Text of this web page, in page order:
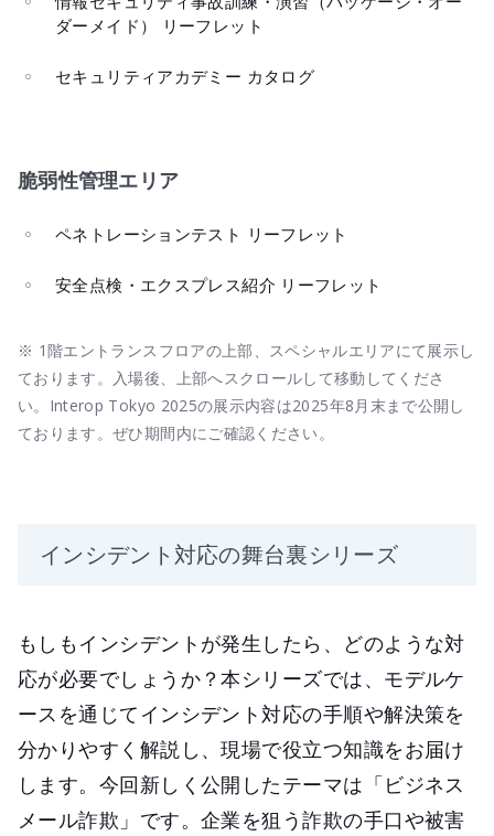
ダーメイド） リーフレット
セキュリティアカデミー カタログ
脆弱性管理エリア
ペネトレーションテスト リーフレット
安全点検・エクスプレス紹介 リーフレット
※ 1階エントランスフロアの上部、スペシャルエリアにて展示し
ております。入場後、上部へスクロールして移動してくださ
い。Interop Tokyo 2025の展示内容は2025年8月末まで公開し
ております。ぜひ期間内にご確認ください。
インシデント対応の舞台裏シリーズ
もしもインシデントが発生したら、どのような対
応が必要でしょうか？本シリーズでは、モデルケ
ースを通じてインシデント対応の手順や解決策を
分かりやすく解説し、現場で役立つ知識をお届け
します。今回新しく公開したテーマは「ビジネス
メール詐欺」です。企業を狙う詐欺の手口や被害